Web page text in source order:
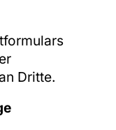
Dritte.